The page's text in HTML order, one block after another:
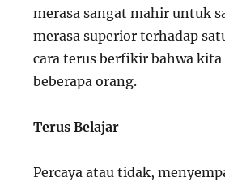
merasa sangat mahir untuk
merasa superior terhadap
cara terus berfikir bahwa
beberapa orang.
Terus Belajar
Percaya atau tidak,